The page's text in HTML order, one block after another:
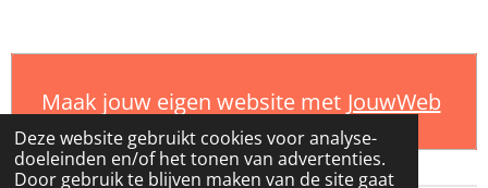
Deze website gebruikt cookies voor analyse-
doeleinden en/of het tonen van advertenties.
Door gebruik te blijven maken van de site gaat
Maak jouw eigen website met JouwWeb